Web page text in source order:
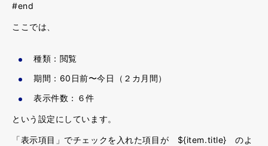
#end
ここでは、
種類：閲覧
期間：60日前〜今日（２カ月間）
表示件数：６件
という設定にしています。
「表示項目」でチェックを入れた項目が ${item.title} のよ